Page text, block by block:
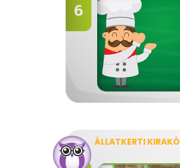
ÁLLATKERTI KIRAKÓ